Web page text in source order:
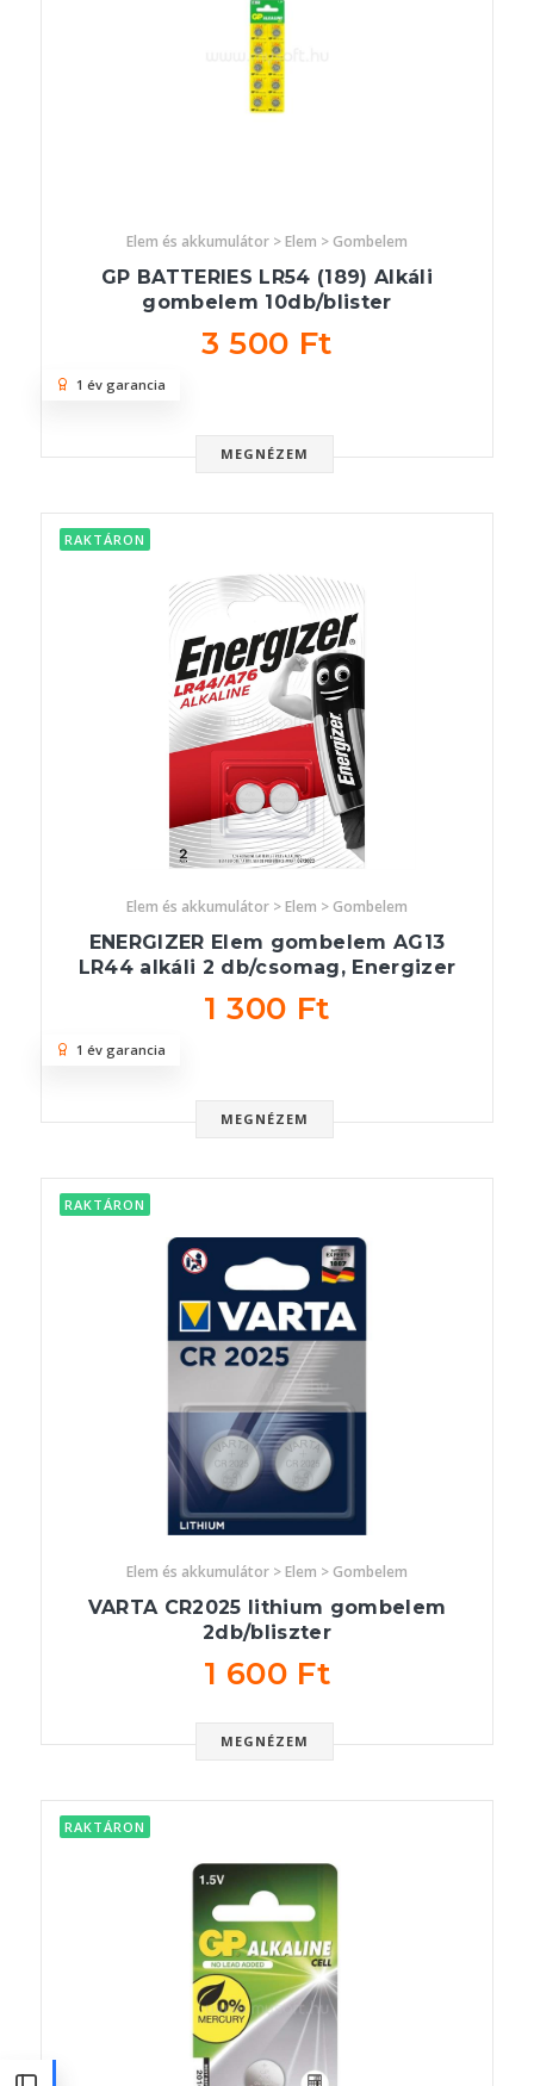
Elem és akkumulátor > Elem > Gombelem
GP BATTERIES LR54 (189) Alkáli
gombelem 10db/blister
3 500 Ft
MEGNÉZEM
1 év garancia
RAKTÁRON
Elem és akkumulátor > Elem > Gombelem
ENERGIZER Elem gombelem AG13
LR44 alkáli 2 db/csomag, Energizer
1 300 Ft
MEGNÉZEM
1 év garancia
RAKTÁRON
Elem és akkumulátor > Elem > Gombelem
VARTA CR2025 lithium gombelem
2db/bliszter
1 600 Ft
MEGNÉZEM
RAKTÁRON